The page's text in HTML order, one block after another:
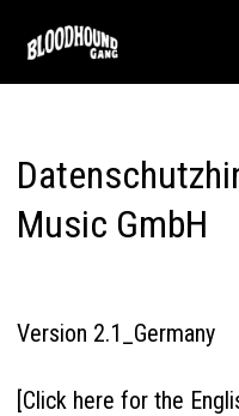
main
content
Music GmbH
Version 2.1_Germany
[Click here for the